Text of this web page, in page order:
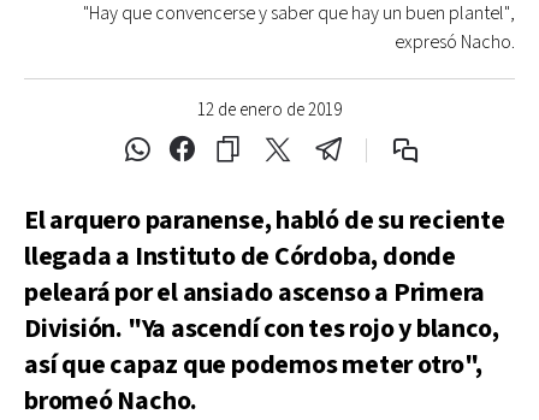
12 de enero de 2019
"Hay que convencerse y saber que hay un buen plantel",
expresó Nacho.
El arquero paranense, habló de su reciente
llegada a Instituto de Córdoba, donde
peleará por el ansiado ascenso a Primera
División. "Ya ascendí con tes rojo y blanco,
así que capaz que podemos meter otro",
bromeó Nacho.